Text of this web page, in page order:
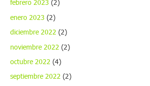
febrero 2023 (2)
enero 2023 (2)
diciembre 2022 (2)
noviembre 2022 (2)
octubre 2022 (4)
septiembre 2022 (2)